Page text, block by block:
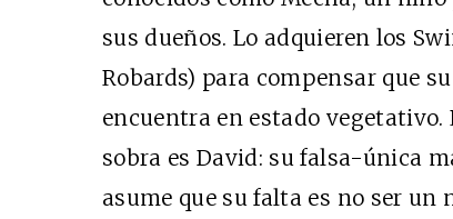
sus dueños. Lo adquieren los
Robards) para compensar que
encuentra en estado vegetativo.
sobra es David: su falsa-única
asume que su falta es no ser un